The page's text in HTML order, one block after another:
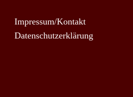
Impressum/Kontakt
Datenschutzerklärung